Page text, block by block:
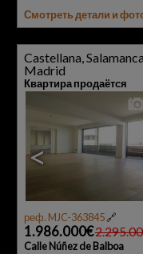
Смотреть детали и
Castellana,
Madrid
Квартира продаётся
<
реф. MJC-363845🔗
1.986.000€
Calle Núñez de Balboa